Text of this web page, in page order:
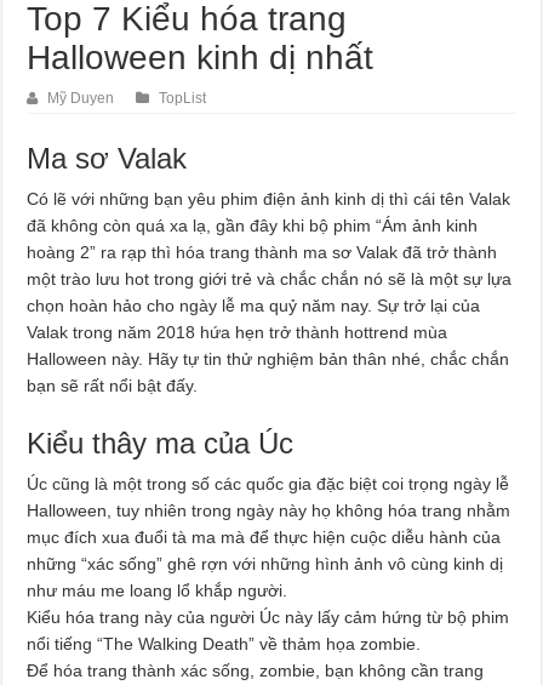
Top 7 Kiểu hóa trang
Halloween kinh dị nhất
Mỹ Duyen TopList
Ma sơ Valak
Có lẽ với những bạn yêu phim điện ảnh kinh dị thì cái tên Valak
đã không còn quá xa lạ, gần đây khi bộ phim “Ám ảnh kinh
hoàng 2” ra rạp thì hóa trang thành ma sơ Valak đã trở thành
một trào lưu hot trong giới trẻ và chắc chắn nó sẽ là một sự lựa
chọn hoàn hảo cho ngày lễ ma quỷ năm nay. Sự trở lại của
Valak trong năm 2018 hứa hẹn trở thành hottrend mùa
Halloween này. Hãy tự tin thử nghiệm bản thân nhé, chắc chắn
bạn sẽ rất nổi bật đấy.
Kiểu thây ma của Úc
Úc cũng là một trong số các quốc gia đặc biệt coi trọng ngày lễ
Halloween, tuy nhiên trong ngày này họ không hóa trang nhằm
mục đích xua đuổi tà ma mà để thực hiện cuộc diễu hành của
những “xác sống” ghê rợn với những hình ảnh vô cùng kinh dị
như máu me loang lổ khắp người.
Kiểu hóa trang này của người Úc này lấy cảm hứng từ bộ phim
nổi tiếng “The Walking Death” về thảm họa zombie.
Để hóa trang thành xác sống, zombie, bạn không cần trang